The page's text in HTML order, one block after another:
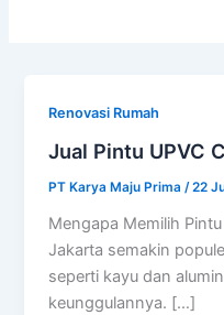
Renovasi Rumah
Jual Pintu UPVC
PT Karya Maju Prima /22
Mengapa Memilih
Jakarta semakin
seperti kayu dan
keunggulannya. […]